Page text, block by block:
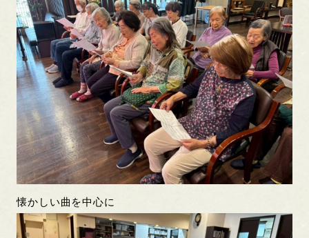
懐かしい曲を中心に